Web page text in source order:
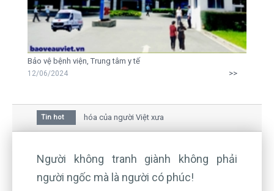
Bảo vệ bệnh viện, Trung tâm y tế
12/06/2024 >>
Tin hot
mai trong văn hóa của người Việt xưa
giữa bức thư gửi mẹ của người... tử tù và của CEO
Người không tranh giành không phải
người ngốc mà là người có phúc!